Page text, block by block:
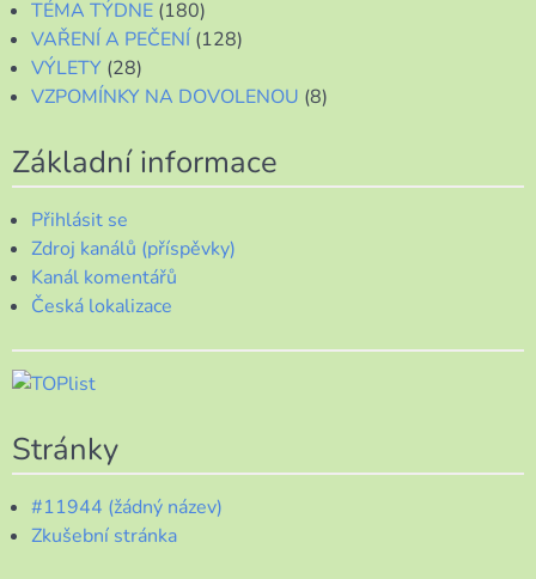
TÉMA TÝDNE (180)
VAŘENÍ A PEČENÍ (128)
VÝLETY (28)
VZPOMÍNKY NA DOVOLENOU (8)
Základní informace
Přihlásit se
Zdroj kanálů (příspěvky)
Kanál komentářů
Česká lokalizace
Stránky
#11944 (žádný název)
Zkušební stránka